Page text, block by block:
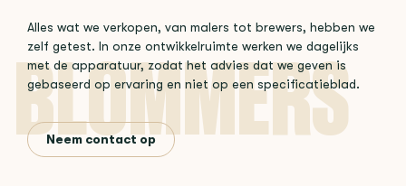
Alles wat we verkopen, van malers tot brewers, hebben we
zelf getest. In onze ontwikkelruimte werken we dagelijks
met de apparatuur, zodat het advies dat we geven is
gebaseerd op ervaring en niet op een specificatieblad.
Neem contact op